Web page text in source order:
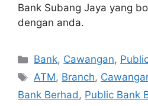
Bank Subang Jaya yang
dengan anda.
Categories
Bank, Cawangan,
Tags
ATM, Branch,
Bank Berhad, Public Bank